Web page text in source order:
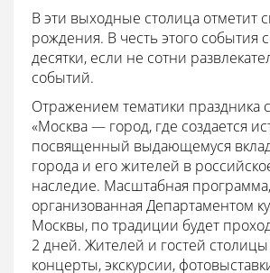
В эти выходные столица отметит
рождения. В честь этого события
десятки, если не сотни
событий.
Отражением тематики праздника
«Москва — город, где создается
посвященный выдающемуся
города и его жителей в
наследие. Масштабная программа,
организованная Департаментом
Москвы, по традиции будет
2 дней. Жителей и гостей
концерты, экскурсии,